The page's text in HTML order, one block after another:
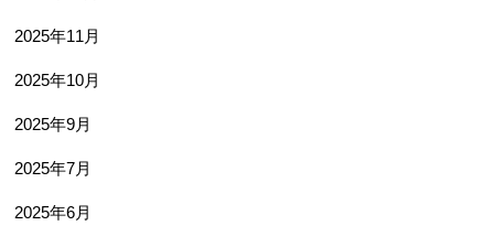
2025年11月
2025年10月
2025年9月
2025年7月
2025年6月